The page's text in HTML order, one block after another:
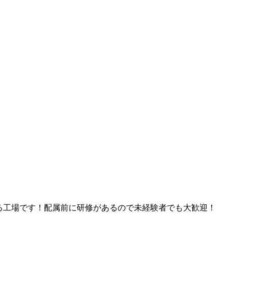
場です！配属前に研修があるので未経験者でも大歓迎！